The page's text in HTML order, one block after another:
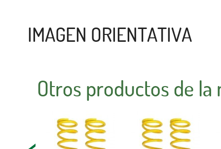
IMAGEN ORIENTATIVA
Otros productos de